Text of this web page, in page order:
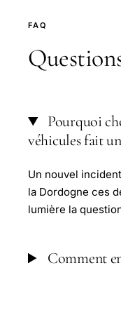
FAQ
Pourquoi
véhicules fait
Un nouvel
la Dordogne ces
lumière la
Comment